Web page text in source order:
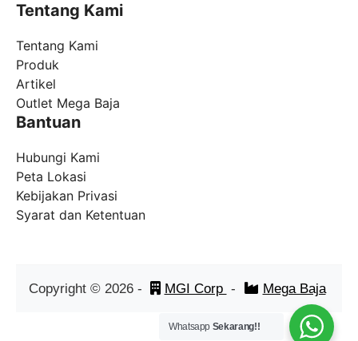
Tentang Kami
Tentang Kami
Produk
Artikel
Outlet Mega Baja
Bantuan
Hubungi Kami
Peta Lokasi
Kebijakan Privasi
Syarat dan Ketentuan
Copyright © 2026- MGI Corp - Mega Baja
Whatsapp Sekarang!!